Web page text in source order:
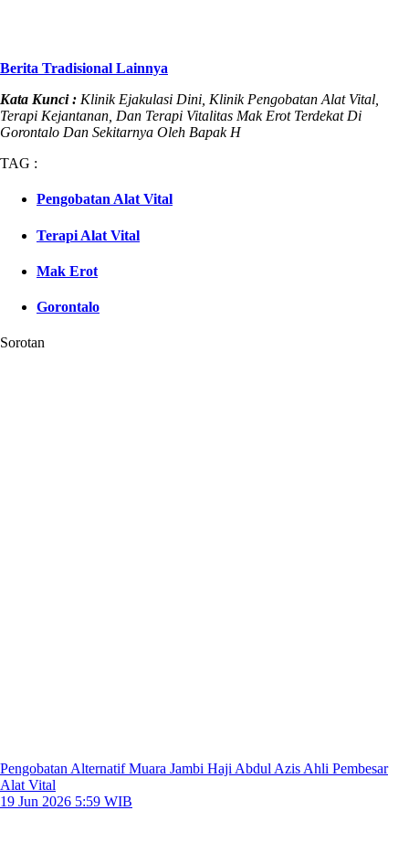
Berita Tradisional Lainnya
Kata Kunci : Klinik Ejakulasi Dini, Klinik Pengobatan Alat Vital,
Terapi Kejantanan, Dan Terapi Vitalitas Mak Erot Terdekat Di
Gorontalo Dan Sekitarnya Oleh Bapak H
TAG :
Pengobatan Alat Vital
Terapi Alat Vital
Mak Erot
Gorontalo
Sorotan
Pengobatan Alternatif Muara Jambi Haji Abdul Azis Ahli Pembesar
Alat Vital
19 Jun 2026 5:59 WIB